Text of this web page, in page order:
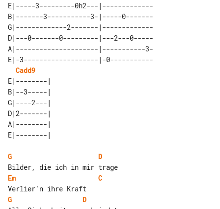
E|-----3---------0h2---|-------------
B|-------3-----------3-|-----0-------
G|-------------2-------|-------------
D|---0-------0---------|---2---0-----
A|---------------------|-----------3-
E|-3-------------------|-0-----------
Cadd9
E|--------|
B|--3-----|
G|----2---|
D|2-------|
A|--------|
G
D
Em
C
G
D